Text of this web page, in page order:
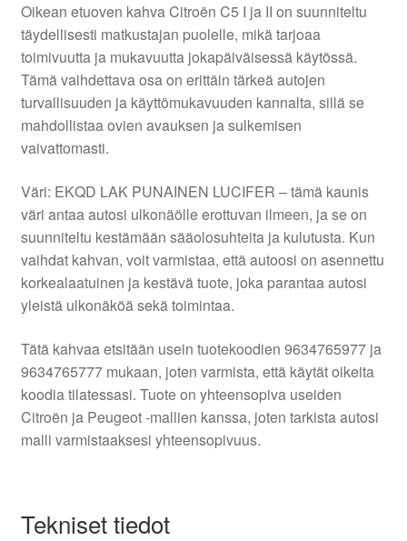
Oikean etuoven kahva Citroën C5 I ja II on suunniteltu
täydellisesti matkustajan puolelle, mikä tarjoaa
toimivuutta ja mukavuutta jokapäiväisessä käytössä.
Tämä vaihdettava osa on erittäin tärkeä autojen
turvallisuuden ja käyttömukavuuden kannalta, sillä se
mahdollistaa ovien avauksen ja sulkemisen
vaivattomasti.
Väri: EKQD LAK PUNAINEN LUCIFER – tämä kaunis
väri antaa autosi ulkonäölle erottuvan ilmeen, ja se on
suunniteltu kestämään sääolosuhteita ja kulutusta. Kun
vaihdat kahvan, voit varmistaa, että autoosi on asennettu
korkealaatuinen ja kestävä tuote, joka parantaa autosi
yleistä ulkonäköä sekä toimintaa.
Tätä kahvaa etsitään usein tuotekoodien 9634765977 ja
9634765777 mukaan, joten varmista, että käytät oikeita
koodia tilatessasi. Tuote on yhteensopiva useiden
Citroën ja Peugeot -mallien kanssa, joten tarkista autosi
malli varmistaaksesi yhteensopivuus.
Tekniset tiedot